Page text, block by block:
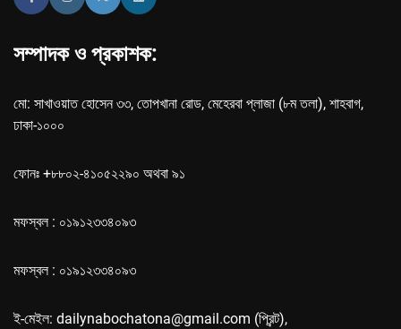
সম্পাদক ও প্রকাশক:
মো: সাখাওয়াত হোসেন ৩৩, তোপখানা রোড, মেহেরবা প্লাজা (৮ম তলা), শাহবাগ,
ঢাকা-১০০০
ফোনঃ +৮৮০২-৪১০৫২২৯০ অথবা ৯১
মফস্বল : ০১৯১২৩৩৪০৯৩
মফস্বল : ০১৯১২৩৩৪০৯৩
ই-মেইল: dailynabochatona@gmail.com (প্রিন্ট),